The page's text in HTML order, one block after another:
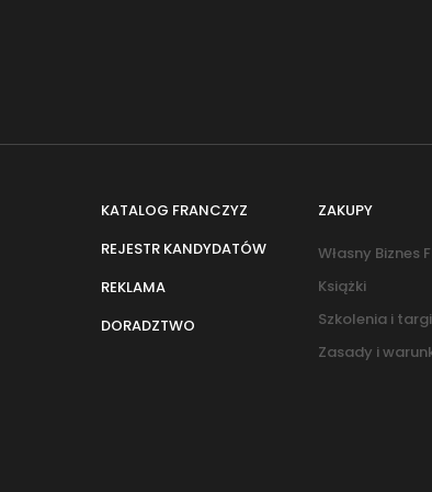
KATALOG FRANCZYZ
REJESTR KANDYDATÓW
REKLAMA
DORADZTWO
ZAKUPY
Własny Biznes
Książki
Szkolenia i targi
Zasady i